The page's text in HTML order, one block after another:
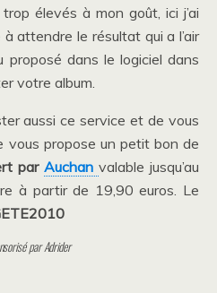
élevés à mon goût, ici j’ai
attendre le résultat qui a l’air
proposé dans le logiciel dans
votre album.
aussi ce service et de vous
vous propose un petit bon de
par Auchan valable jusqu’au
à partir de 19,90 euros. Le
par Adrider